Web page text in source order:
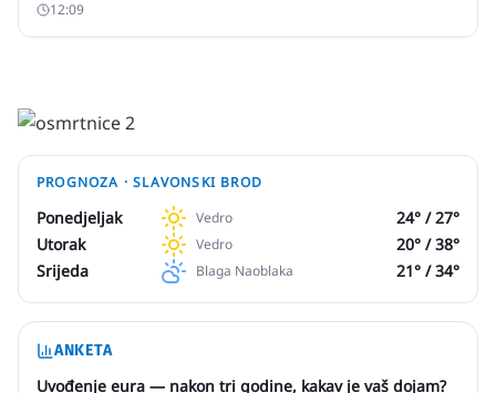
12:09
PROGNOZA ·SLAVONSKI BROD
Ponedjeljak Vedro 24° /27°
Utorak
Vedro 20° /38°
Srijeda
Blaga Naoblaka 21° /34°
ANKETA
Uvođenje eura — nakon tri godine, kakav je vaš dojam?